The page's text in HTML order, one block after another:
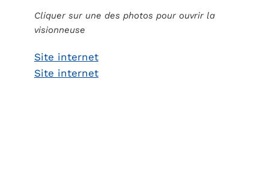
Cliquer sur une des photos pour ouvrir la
visionneuse
Site internet
Site internet